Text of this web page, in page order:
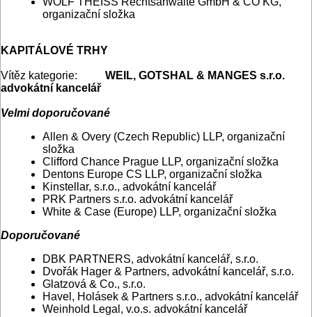
organizační složka
KAPITÁLOVÉ TRHY
Vítěz kategorie:
WEIL, GOTSHAL & MANGES s.r.o.
advokátní kancelář
Velmi doporučované
Allen & Overy (Czech Republic) LLP, organizační
složka
Clifford Chance Prague LLP, organizační složka
Dentons Europe CS LLP, organizační složka
Kinstellar, s.r.o., advokátní kancelář
PRK Partners s.r.o. advokátní kancelář
White & Case (Europe) LLP, organizační složka
Doporučované
DBK PARTNERS, advokátní kancelář, s.r.o.
Dvořák Hager & Partners, advokátní kancelář, s.r.o.
Glatzová & Co., s.r.o.
Havel, Holásek & Partners s.r.o., advokátní kancelář
Weinhold Legal, v.o.s. advokátní kancelář